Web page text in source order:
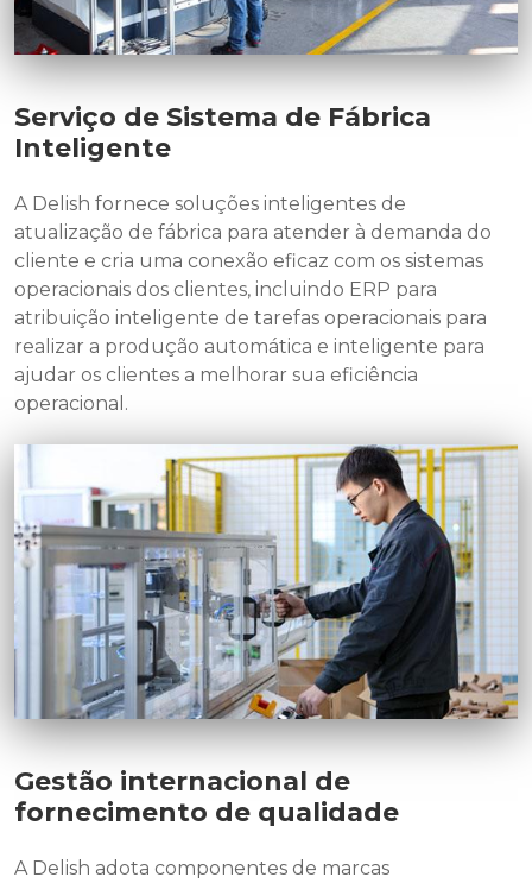
Serviço de Sistema de Fábrica
Inteligente
A Delish fornece soluções inteligentes de
atualização de fábrica para atender à demanda do
cliente e cria uma conexão eficaz com os sistemas
operacionais dos clientes, incluindo ERP para
atribuição inteligente de tarefas operacionais para
realizar a produção automática e inteligente para
ajudar os clientes a melhorar sua eficiência
operacional.
Gestão internacional de
fornecimento de qualidade
A Delish adota componentes de marcas